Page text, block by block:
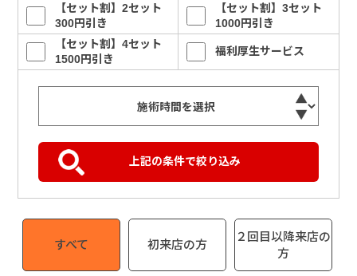
【セット割】2セット
300円引き
【セット割】3セット
1000円引き
【セット割】4セット
1500円引き
福利厚生サービス
すべて 初来店の方
２回目以降来店の
方